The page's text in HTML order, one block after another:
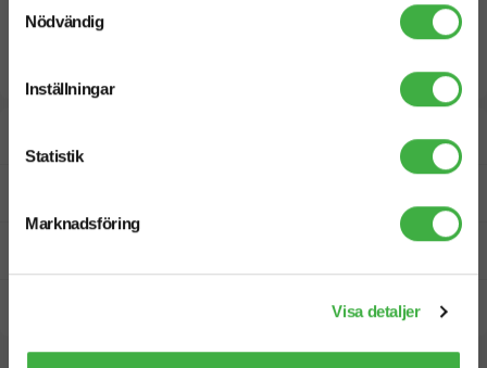
Nödvändig
Inställningar
Statistik
Marknadsföring
Visa detaljer